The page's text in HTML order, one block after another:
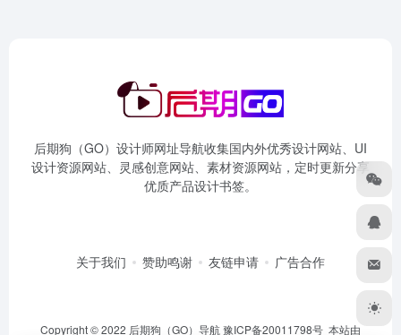
后期狗（GO）设计师网址导航收集国内外优秀设计网站、UI
设计资源网站、灵感创意网站、素材资源网站，定时更新分享
优质产品设计书签。
关于我们 赞助鸣谢 友链申请 广告合作
Copyright © 2022 后期狗（GO）导航豫ICP备20011798号 本站由